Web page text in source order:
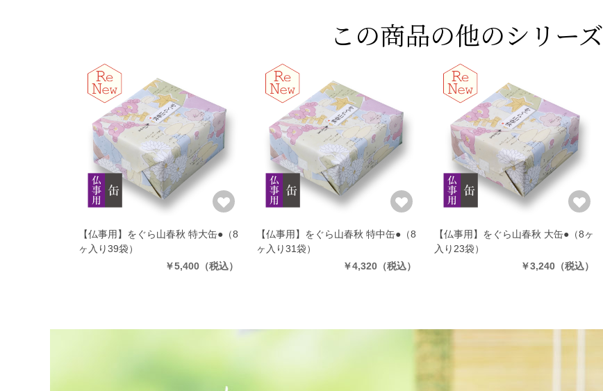
この商品の他のシリーズ
【仏事用】をぐら山春秋 特大缶● （8
ヶ入り39袋）
￥5,400 （税込）
【仏事用】をぐら山春秋 特中缶● （8
ヶ入り31袋）
￥4,320 （税込）
【仏事用】をぐら山春秋 大缶● （8ヶ
入り23袋）
￥3,240 （税込）